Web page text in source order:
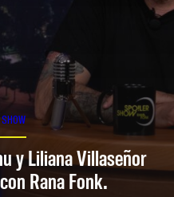
y Liliana Villaseñor
Rana Fonk.